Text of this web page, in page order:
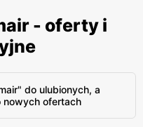
- oferty i
do ulubionych, a
nowych ofertach